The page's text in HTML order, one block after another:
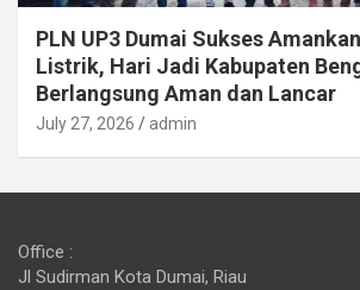
PLN UP3 Dumai Sukses
Listrik, Hari Jadi Kabupaten
Berlangsung Aman dan Lancar
July 27, 2026 admin
Office :
Jl Sudirman Kota Dumai, Riau